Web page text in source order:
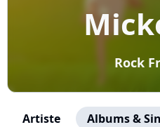
Rock
Artiste Albums &